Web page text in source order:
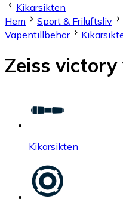
Kikarsikten
Hem
Sport & Friluftsliv
Vapentillbehör
Zeiss victory
Kikarsikten